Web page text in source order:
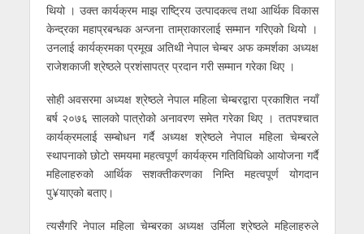
थियो । उक्त कार्यक्रम माझ राष्ट्रिय उत्पादकत्व तथा आर्थिक विकास
केन्द्रका महाप्रबन्धक अन्जना ताम्राकारलाई सम्मान गरिएको थियो ।
उनलाई कार्यक्रमका प्रमूख अतिथी नेपाल चेम्बर अफ कमर्शका अध्यक्ष
राजेशकाजी श्रेष्ठले प्रशंसापत्र प्रदान गरी सम्मान गरेका थिए ।
सोही अवसरमा अध्यक्ष श्रेष्ठले नेपाल महिला चेम्बरद्वारा प्रकाशित नयाँ
बर्ष २०७६ सालको पात्रोको अनावरण समेत गरेका थिए । ततपश्चात
कार्यक्रमलाई सम्बोधन गर्दै अध्यक्ष श्रेष्ठले नेपाल महिला चेम्बरले
स्थापनाको छोटो समयमा महत्वपूर्ण कार्यक्रम गतिविधिको आयोजना गर्दै
महिलाहरुको आर्थिक सशक्तीकरणका निम्ति महत्वपूर्ण योगदान
पु¥याएको बताए।
त्यसैगरि नेपाल महिला चेम्बरका अध्यक्ष उर्मिला श्रेष्ठले महिलाहरुले